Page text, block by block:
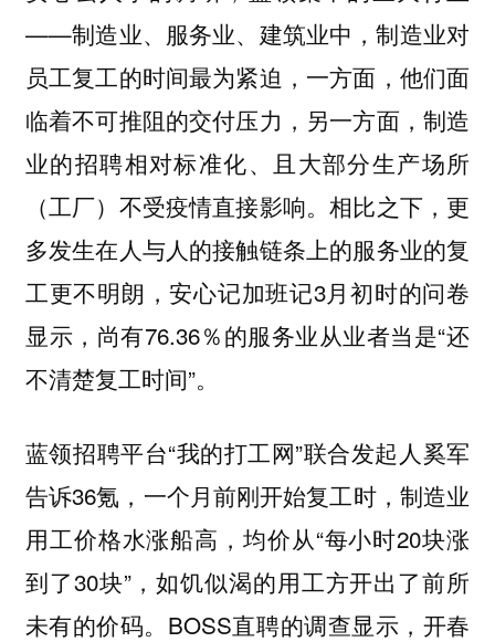
——制造业、服务业、建筑业中，制造业对
员工复工的时间最为紧迫，一方面，他们面
临着不可推阻的交付压力，另一方面，制造
业的招聘相对标准化、且大部分生产场所
（工厂）不受疫情直接影响。相比之下，更
多发生在人与人的接触链条上的服务业的复
工更不明朗，安心记加班记3月初时的问卷
显示，尚有76.36％的服务业从业者当是“还
不清楚复工时间”。
蓝领招聘平台“我的打工网”联合发起人奚军
告诉36氪，一个月前刚开始复工时，制造业
用工价格水涨船高，均价从“每小时20块涨
到了30块”，如饥似渴的用工方开出了前所
未有的价码。BOSS直聘的调查显示，开春